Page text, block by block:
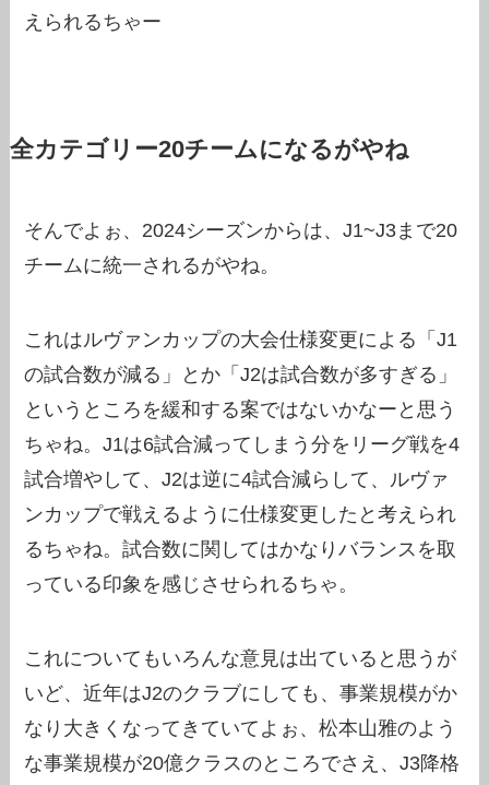
えられるちゃー
全カテゴリー20チームになるがやね
そんでよぉ、2024シーズンからは、J1~J3まで20
チームに統一されるがやね。
これはルヴァンカップの大会仕様変更による「J1
の試合数が減る」とか「J2は試合数が多すぎる」
というところを緩和する案ではないかなーと思う
ちゃね。J1は6試合減ってしまう分をリーグ戦を4
試合増やして、J2は逆に4試合減らして、ルヴァ
ンカップで戦えるように仕様変更したと考えられ
るちゃね。試合数に関してはかなりバランスを取
っている印象を感じさせられるちゃ。
これについてもいろんな意見は出ていると思うが
いど、近年はJ2のクラブにしても、事業規模がか
なり大きくなってきていてよぉ、松本山雅のよう
な事業規模が20億クラスのところでさえ、J3降格